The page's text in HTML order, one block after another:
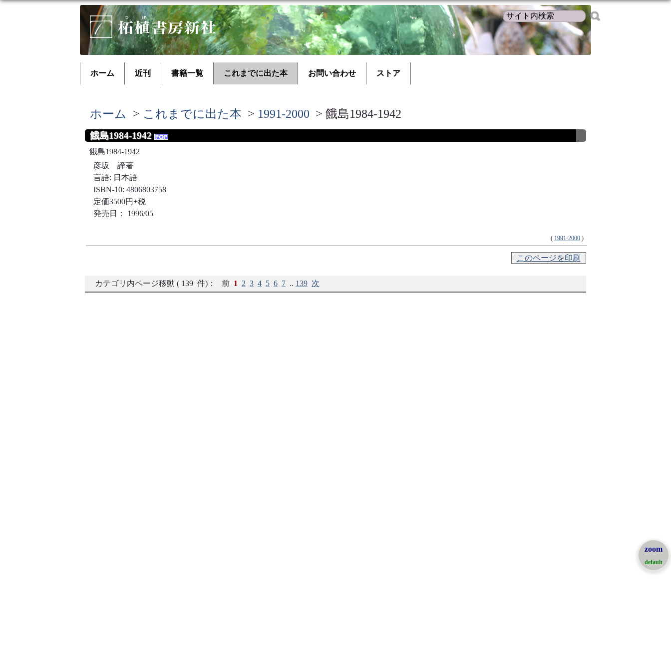
ホーム 近刊 書籍一覧 これまでに出た本 お問い合わせ ストア
ホーム > これまでに出た本 > 1991-2000 > 餓島1984-1942
餓島1984-1942
餓島1984-1942
彦坂 諦著
言語: 日本語
ISBN-10: 4806803758
定価3500円+税
発売日： 1996/05
( 1991-2000 )
このページを印刷
カテゴリ内ページ移動 ( 139 件)： 前 1 2 3 4 5 6 7 .. 139 次
zoom
default